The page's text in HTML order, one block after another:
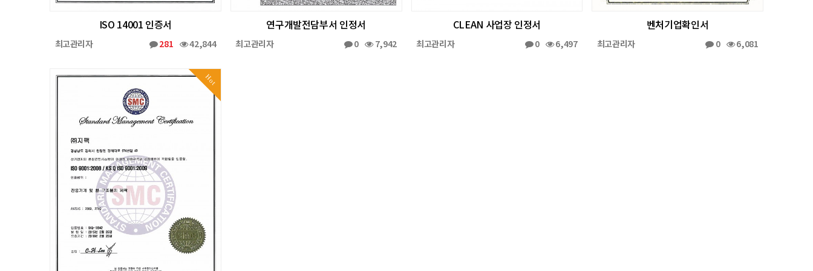
ISO 14001 인증서
최고관리자 281 42,844
연구개발전담부서 인정서
최고관리자 0 7,942
CLEAN 사업장 인정서
최고관리자 0 6,497
벤처기업확인서
최고관리자 0 6,081
Hot